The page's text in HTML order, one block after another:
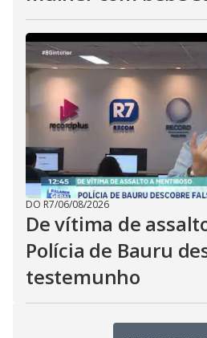
DO R7/06/08/2026
De vítima de
Polícia de Bauru
testemunho